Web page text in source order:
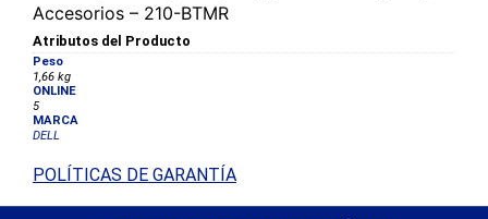
Accesorios – 210-BTMR
Atributos del Producto
Peso
1,66 kg
ONLINE
5
MARCA
DELL
POLÍTICAS DE GARANTÍA